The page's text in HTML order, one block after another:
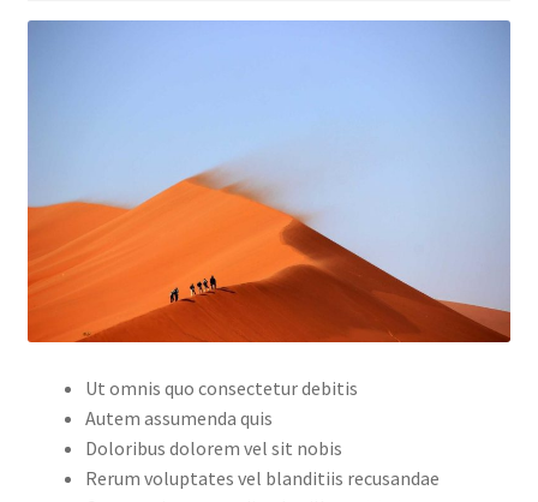
Ut omnis quo consectetur debitis
Autem assumenda quis
Doloribus dolorem vel sit nobis
Rerum voluptates vel blanditiis recusandae